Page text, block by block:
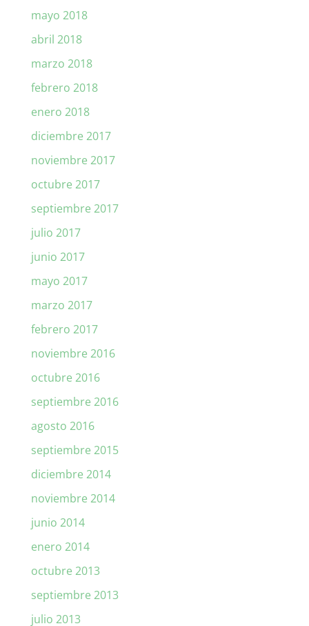
mayo 2018
abril 2018
marzo 2018
febrero 2018
enero 2018
diciembre 2017
noviembre 2017
octubre 2017
septiembre 2017
julio 2017
junio 2017
mayo 2017
marzo 2017
febrero 2017
noviembre 2016
octubre 2016
septiembre 2016
agosto 2016
septiembre 2015
diciembre 2014
noviembre 2014
junio 2014
enero 2014
octubre 2013
septiembre 2013
julio 2013